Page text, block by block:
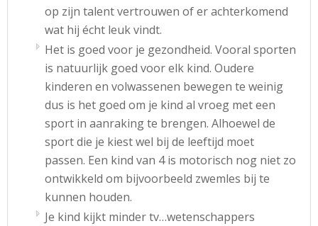
op zijn talent vertrouwen of er achterkomend
wat hij écht leuk vindt.
Het is goed voor je gezondheid. Vooral sporten
is natuurlijk goed voor elk kind. Oudere
kinderen en volwassenen bewegen te weinig
dus is het goed om je kind al vroeg met een
sport in aanraking te brengen. Alhoewel de
sport die je kiest wel bij de leeftijd moet
passen. Een kind van 4 is motorisch nog niet zo
ontwikkeld om bijvoorbeeld zwemles bij te
kunnen houden.
Je kind kijkt minder tv…wetenschappers